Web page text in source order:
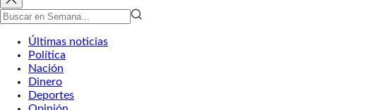
Últimas noticias
Política
Nación
Dinero
Deportes